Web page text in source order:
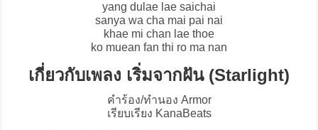
yang dulae lae saichai
sanya wa cha mai pai nai
khae mi chan lae thoe
ko muean fan thi ro ma nan
เกี่ยวกับเพลง เริ่มจากฝัน (Starlight)
คำร้อง/ทำนอง Armor
เรียบเรียง KanaBeats